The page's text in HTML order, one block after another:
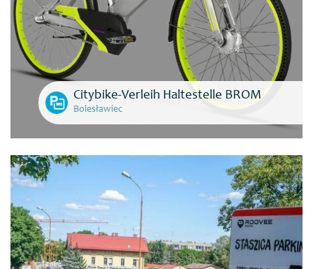
Citybike-Verleih Haltestelle BROM
Bolesławiec